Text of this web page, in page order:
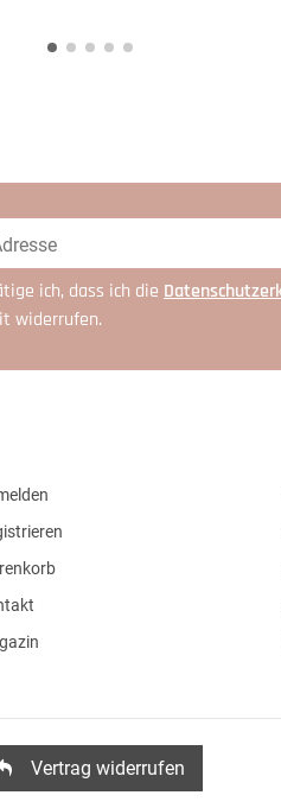
ich, dass ich die
widerrufen.
Vertrag widerrufen